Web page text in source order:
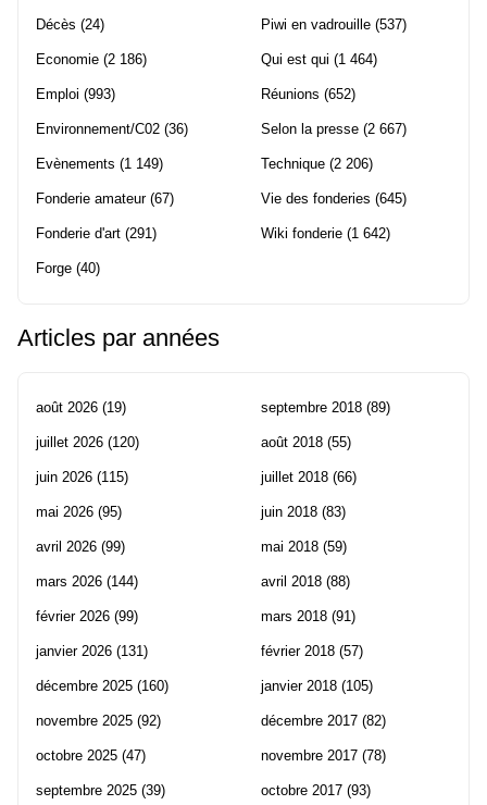
Décès (24)
Economie (2 186)
Emploi (993)
Environnement/C02 (36)
Evènements (1 149)
Fonderie amateur(67)
Fonderie d'art (291)
Forge (40)
Piwi en vadrouille (537)
Qui est qui (1 464)
Réunions (652)
Selon la presse (2 667)
Technique (2 206)
Vie des fonderies (645)
Wiki fonderie (1 642)
Articles par années
août 2026 (19)
juillet 2026 (120)
juin 2026 (115)
mai 2026 (95)
avril 2026 (99)
mars 2026 (144)
février 2026 (99)
janvier 2026 (131)
décembre 2025 (160)
novembre 2025 (92)
octobre 2025 (47)
septembre 2025 (39)
septembre 2018 (89)
août 2018 (55)
juillet 2018 (66)
juin 2018 (83)
mai 2018 (59)
avril 2018 (88)
mars 2018 (91)
février 2018 (57)
janvier 2018 (105)
décembre 2017 (82)
novembre 2017 (78)
octobre 2017 (93)